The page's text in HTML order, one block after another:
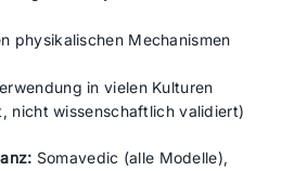
physikalischen Mechanismen
in vielen Kulturen
nicht wissenschaftlich validiert)
Somavedic (alle Modelle),